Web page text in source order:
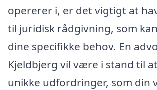
opererer i, er det vigtigt at
til juridisk rådgivning, som
dine specifikke behov. En
Kjeldbjerg vil være i stand til
unikke udfordringer, som din